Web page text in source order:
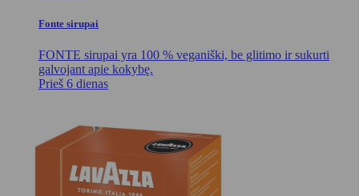
Fonte sirupai
FONTE sirupai yra 100 % veganiški, be glitimo ir sukurti
galvojant apie kokybę.
Prieš 6 dienas